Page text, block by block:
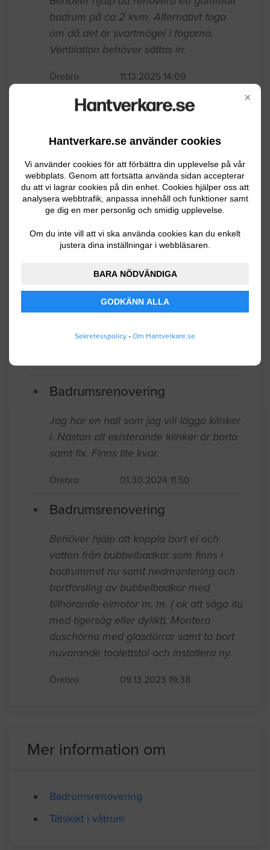
×
Hantverkare.se använder cookies
Vi använder cookies för att förbättra din upplevelse på vår
webbplats. Genom att fortsätta använda sidan accepterar
du att vi lagrar cookies på din enhet. Cookies hjälper oss att
analysera webbtrafik, anpassa innehåll och funktioner samt
ge dig en mer personlig och smidig upplevelse.
Om du inte vill att vi ska använda cookies kan du enkelt
justera dina inställningar i webbläsaren.
BARA NÖDVÄNDIGA
GODKÄNN ALLA
Sekretesspolicy • Om Hantverkare.se
Badrumsrenovering
Behöver hjälp att renovera ett gammalt
om då det är svartmögel i fogarna.
Ventilation behöver sättas in.
Byte av golv och väggmattor i badrum,
ca 2*2m. En duschhörna med duschsarg
i golv, en toastol, ett fönster, en dörr, två
golvbrunnar, inkommande vatten genom
golv. Jag tömmer på inredning, och river
ut gamla mattan.
09.01.2025 07:30
Gladarbergsvägen 95. Ett badrum på ca
4 kvm, mattor. Dusch, tvättställ, toa.
Badrumsrenovering
i. Nästan all existerande klinker är borta
samt fix. Finns lite kvar.
Badrumsrenovering
Behöver hjälp att koppla bort el och
vatten från bubbelbadkar som finns i
badrummet nu samt nedmontering och
bortforsling av bubbelbadkar med
tillhörande elmotor m. m. ( ok att såga itu
duschörna med glasdörrar samt ta bort
Mer information om